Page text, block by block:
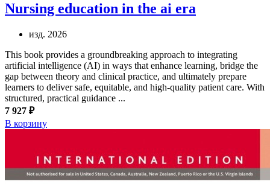
Nursing education in the ai era
изд. 2026
This book provides a groundbreaking approach to integrating
artificial intelligence (AI) in ways that enhance learning, bridge the
gap between theory and clinical practice, and ultimately prepare
learners to deliver safe, equitable, and high-quality patient care. With
structured, practical guidance ...
7 927 ₽
В корзину